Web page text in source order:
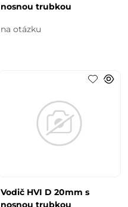
nosnou trubkou
na otázku
Vodič HVI D 20mm s
nosnou trubkou